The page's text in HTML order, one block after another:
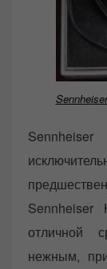
Sennheiser
отличной
нежным,